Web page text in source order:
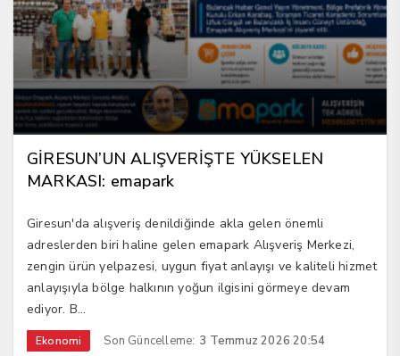
GİRESUN’UN ALIŞVERİŞTE YÜKSELEN
MARKASI: emapark
Giresun'da alışveriş denildiğinde akla gelen önemli
adreslerden biri haline gelen emapark Alışveriş Merkezi,
zengin ürün yelpazesi, uygun fiyat anlayışı ve kaliteli hizmet
anlayışıyla bölge halkının yoğun ilgisini görmeye devam
ediyor. B...
Ekonomi Son Güncelleme: 3 Temmuz 2026 20:54